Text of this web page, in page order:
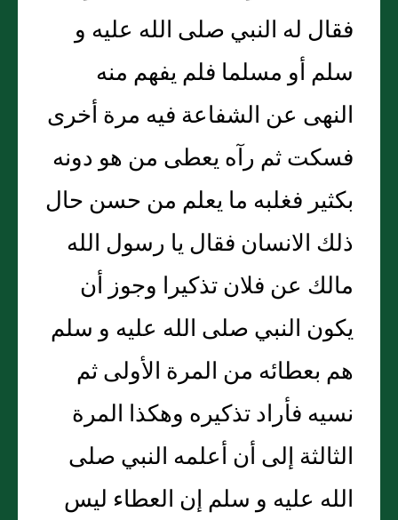
فقال له النبي صلى الله عليه و
سلم أو مسلما فلم يفهم منه
النهى عن الشفاعة فيه مرة أخرى
فسكت ثم رآه يعطى من هو دونه
بكثير فغلبه ما يعلم من حسن حال
ذلك الانسان فقال يا رسول الله
مالك عن فلان تذكيرا وجوز أن
يكون النبي صلى الله عليه و سلم
هم بعطائه من المرة الأولى ثم
نسيه فأراد تذكيره وهكذا المرة
الثالثة إلى أن أعلمه النبي صلى
الله عليه و سلم إن العطاء ليس